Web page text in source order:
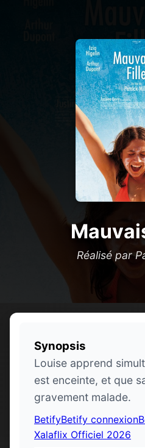
Réalisé par
Synopsis
Louise apprend
est enceinte, et que
gravement malade.
BetifyBetify connexion
Xalaflix Officiel 2026